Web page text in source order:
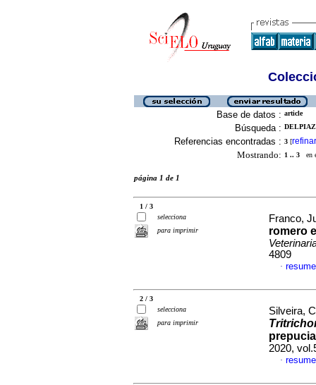
Base de datos : article
Búsqueda :
Referencias encontradas : 3 [refinar
Mostrando: 1 .. 3 en
página 1 de 1
1 / 3
selecciona
para imprimir
Franco,
romero
4809
·
2 / 3
selecciona
para imprimir
Silveira,
2020,
·